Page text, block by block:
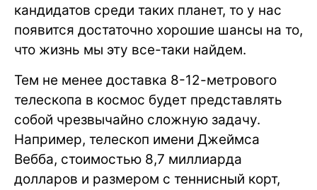
кандидатов среди таких планет, то у нас
появится достаточно хорошие шансы на то,
что жизнь мы эту все-таки найдем.
Тем не менее доставка 8-12-метрового
телескопа в космос будет представлять
собой чрезвычайно сложную задачу.
Например, телескоп имени Джеймса
Вебба, стоимостью 8,7 миллиарда
долларов и размером с теннисный корт,